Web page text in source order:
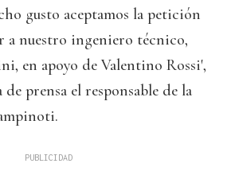
gusto aceptamos la petición
a nuestro ingeniero técnico,
en apoyo de Valentino Rossi',
prensa el responsable de la